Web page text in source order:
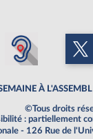
À
©Tous droits
: partiellement
- 126 Rue de